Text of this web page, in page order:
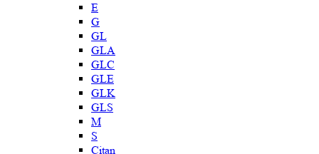
E
G
GL
GLA
GLC
GLE
GLK
GLS
M
S
Citan